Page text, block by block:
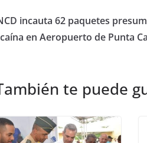
incauta 62 paquetes
en Aeropuerto de Punta
te puede